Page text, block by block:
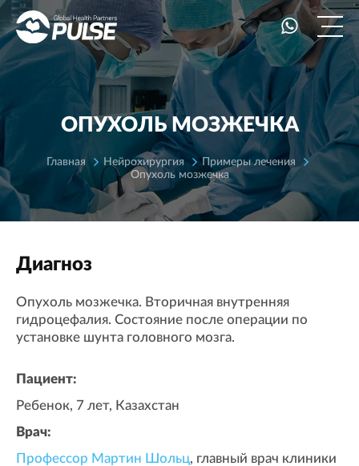
ОПУХОЛЬ МОЗЖЕЧКА
Главная Нейрохирургия
Примеры лечения
Опухоль мозжечка
Диагноз
Опухоль мозжечка. Вторичная внутренняя
гидроцефалия. Соcтояние после операции по
установке шунта головного мозга.
Пациент:
Ребенок, 7 лет, Казахстан
Врач:
Профессор Мартин Шольц, главный врач клиники